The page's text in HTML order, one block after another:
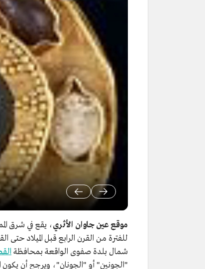
موقع عين جاوان الأثري، يقع في شرق
شمال بلدة صفوى الواقعة بمحافظة
"الجونين" أو "الجونان"، ويرجح أن